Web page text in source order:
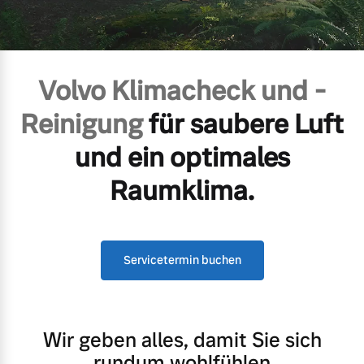
Mild-Hybrid
Geschäftskunden
Konnektivität
Angebot anfragen
Volvo Gebrauchtwagenbörse
Volvo kauft Ihr Auto
Aktuelle Zubehörangebote
Aktuelle Serviceangebote
Kontakt und Anfahrt
Unsere News & Events
Volvo Klimacheck und -
Reinigungfür saubere Luft
und ein optimales
Raumklima.
Servicetermin buchen
Wir geben alles, damit Sie sich